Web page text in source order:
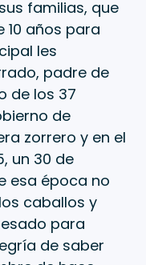
familias, que
10 años para
les
padre de
de los 37
de
zorrero y en el
un 30 de
esa época no
caballos y
para
de saber